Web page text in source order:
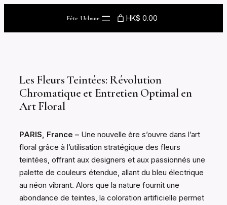
content
Fête Urbane HK$ 0.00
Les Fleurs Teintées: Révolution
Chromatique et Entretien Optimal en
Art Floral
PARIS, France – Une nouvelle ère s’ouvre dans l’art
floral grâce à l’utilisation stratégique des fleurs
teintées, offrant aux designers et aux passionnés une
palette de couleurs étendue, allant du bleu électrique
au néon vibrant. Alors que la nature fournit une
abondance de teintes, la coloration artificielle permet